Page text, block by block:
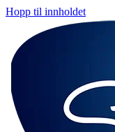
Hopp til innholdet